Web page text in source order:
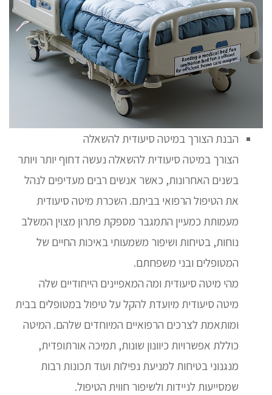
הבנת הצורך במיטה סיעודית להשאלה
הצורך במיטה סיעודית להשאלה נעשה דחוף יותר ויותר
בשנים האחרונות, כאשר אנשים רבים מעדיפים לנהל
את הטיפול הרפואי בביתם. השכרת מיטה סיעודית
מעמותת כמעיין התמגבר מספקת פתרון מצוין המשלב
נוחות, בטיחות ושיפור משמעותי באיכות החיים של
המטופלים ובני משפחתם.
מהי מיטה סיעודית ומה המאפיינים הייחודיים שלה
מיטה סיעודית מיועדת להקל על טיפול במטופלים בבית
ומותאמת לצרכים הרפואיים המיוחדים שלהם. המיטה
כוללת אפשרויות כיוונון שונות, תמיכה אורתופדית,
מנגנוני בטיחות למניעת נפילות ועוד תכונות רבות
שמסייעות לניידות ולשיפור חווית הטיפול.